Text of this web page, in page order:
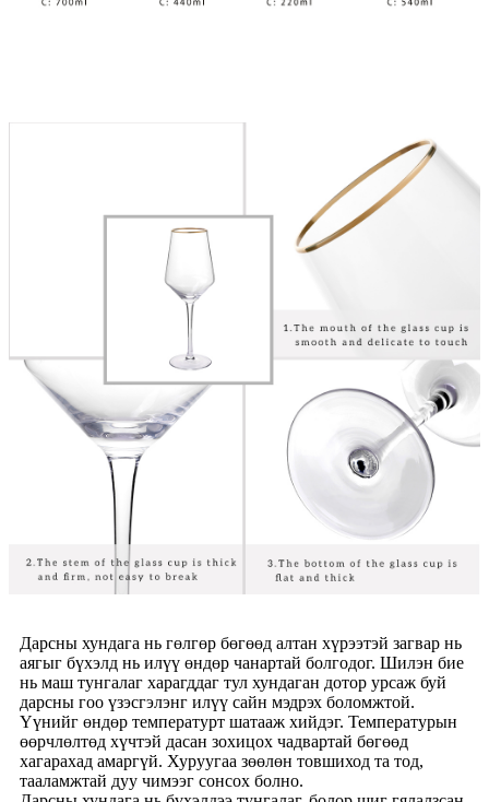
Дарсны хундага нь гөлгөр бөгөөд алтан хүрээтэй загвар нь
аягыг бүхэлд нь илүү өндөр чанартай болгодог. Шилэн бие
нь маш тунгалаг харагддаг тул хундаган дотор урсаж буй
дарсны гоо үзэсгэлэнг илүү сайн мэдрэх боломжтой.
Үүнийг өндөр температурт шатааж хийдэг. Температурын
өөрчлөлтөд хүчтэй дасан зохицох чадвартай бөгөөд
хагарахад амаргүй. Хуруугаа зөөлөн товшиход та тод,
тааламжтай дуу чимээг сонсох болно.